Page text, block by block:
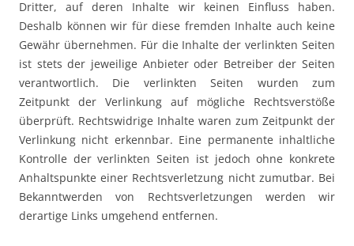
Dritter, auf deren Inhalte wir keinen Einfluss haben.
Deshalb können wir für diese fremden Inhalte auch keine
Gewähr übernehmen. Für die Inhalte der verlinkten Seiten
ist stets der jeweilige Anbieter oder Betreiber der Seiten
verantwortlich. Die verlinkten Seiten wurden zum
Zeitpunkt der Verlinkung auf mögliche Rechtsverstöße
überprüft. Rechtswidrige Inhalte waren zum Zeitpunkt der
Verlinkung nicht erkennbar. Eine permanente inhaltliche
Kontrolle der verlinkten Seiten ist jedoch ohne konkrete
Anhaltspunkte einer Rechtsverletzung nicht zumutbar. Bei
Bekanntwerden von Rechtsverletzungen werden wir
derartige Links umgehend entfernen.